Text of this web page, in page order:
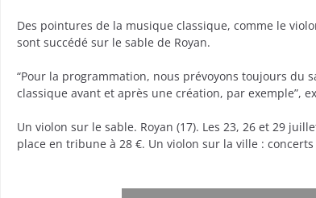
Des pointures de la musique classique, comme le
sont succédé sur le sable de Royan.
“Pour la programmation, nous prévoyons toujours du
classique avant et après une création, par exemple”,
Un violon sur le sable. Royan (17). Les 23, 26 et 29
place en tribune à 28 €. Un violon sur la ville :